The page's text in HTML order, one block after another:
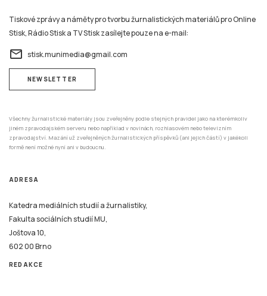
Tiskové zprávy a náměty pro tvorbu žurnalistických materiálů pro Online
Stisk, Rádio Stisk a TV Stisk zasílejte pouze na e-mail:
email stisk.munimedia@gmail.com
NEWSLETTER
Všechny žurnalistické materiály jsou zveřejněny podle stejných pravidel jako na kterémkoliv
jiném zpravodajském serveru nebo například v novinách, rozhlasovém nebo televizním
zpravodajství. Mazání už zveřejněných žurnalistických příspěvků (ani jejich částí) v jakékoli
formě není možné nyní ani v budoucnu.
ADRESA
Katedra mediálních studií a žurnalistiky,
Fakulta sociálních studií MU,
Joštova 10,
602 00 Brno
REDAKCE